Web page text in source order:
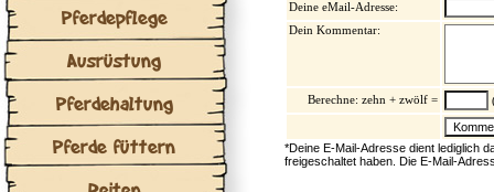
Pferdepflege
Ausrüstung
Pferdehaltung
Pferde füttern
Deine eMail-Adresse:
Dein Kommentar:
Berechne: zehn + zwölf =
*Deine E-Mail-Adresse dient lediglich
freigeschaltet haben. Die E-Mail-